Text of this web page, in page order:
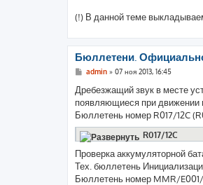
и
(!) В данной теме
Бюллетени.
С
о
б
щ
е
н
и
е
admin» 07 ноя 2013, 16:45
Дребезжащий звук в месте
появляющиеся при движении
Бюллетень номер R017/12C
R017/12C
Проверка аккумуляторной
Тех. бюллетень
Бюллетень номер MMR/E001/